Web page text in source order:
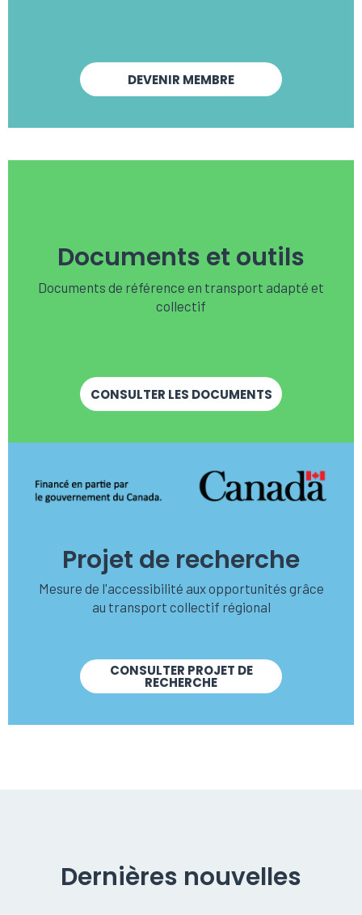
DEVENIR MEMBRE
Documents et outils
Documents de référence en transport adapté et
collectif
CONSULTER LES DOCUMENTS
Projet de recherche
Mesure de l'accessibilité aux opportunités grâce
au transport collectif régional
CONSULTER PROJET DE
RECHERCHE
Dernières nouvelles